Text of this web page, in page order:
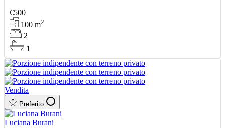
€500
100m2
2
1
Vendita
Preferito
Luciana Burani